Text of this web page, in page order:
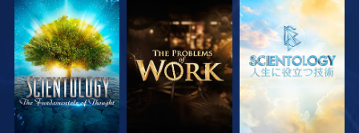
シリーズを探求 シリーズを探求 シリーズを探求